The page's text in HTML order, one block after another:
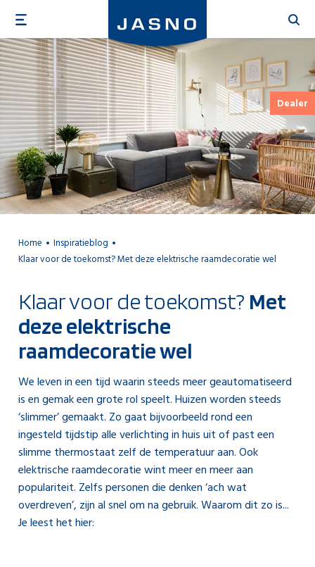
naar
de
inhoud
gaan
Dealer
Home
Inspiratieblog
Klaar voor de toekomst? Met deze elektrische raamdecoratie wel
Klaar voor de toekomst? Met
deze elektrische
raamdecoratie wel
We leven in een tijd waarin steeds meer geautomatiseerd
is en gemak een grote rol speelt. Huizen worden steeds
‘slimmer’ gemaakt. Zo gaat bijvoorbeeld rond een
ingesteld tijdstip alle verlichting in huis uit of past een
slimme thermostaat zelf de temperatuur aan. Ook
elektrische raamdecoratie wint meer en meer aan
populariteit. Zelfs personen die denken ‘ach wat
overdreven’, zijn al snel om na gebruik. Waarom dit zo is...
Je leest het hier: